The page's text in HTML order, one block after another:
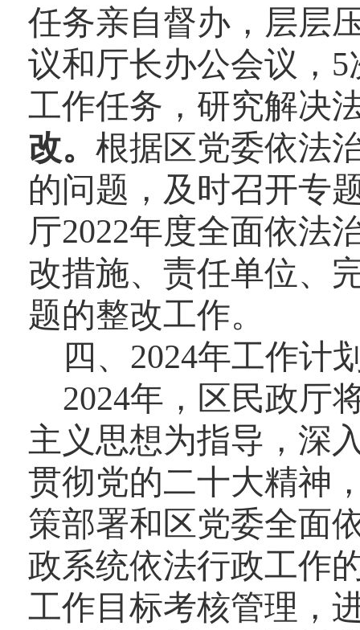
任务亲自督办，层层
议和厅长办公会议，
工作任务，研究解决
改。 根据区党委依法
的问题，及时召开专
厅2022年度全面依法
改措施、责任单位、
题的整改工作。
四、 2024年工作计
2024年，区民政厅
主义思想为指导，深
贯彻党的二十大精神
策部署和区党委全面
政系统依法行政工作
工作目标考核管理，